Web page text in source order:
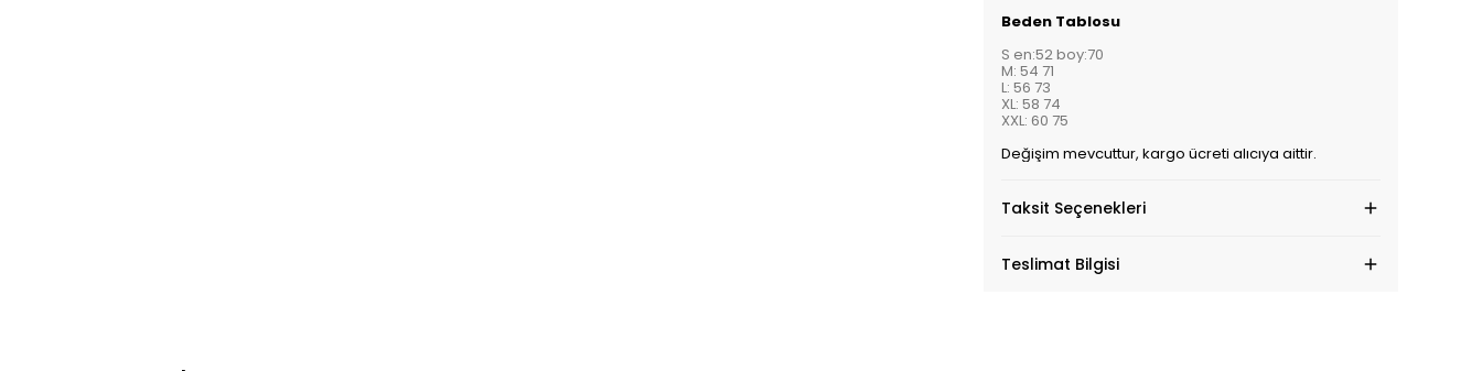
Beden Tablosu
S en:52 boy:70
M: 54 71
L: 56 73
XL: 58 74
XXL: 60 75
Değişim mevcuttur, kargo ücreti alıcıya aittir.
Taksit Seçenekleri
Teslimat Bilgisi